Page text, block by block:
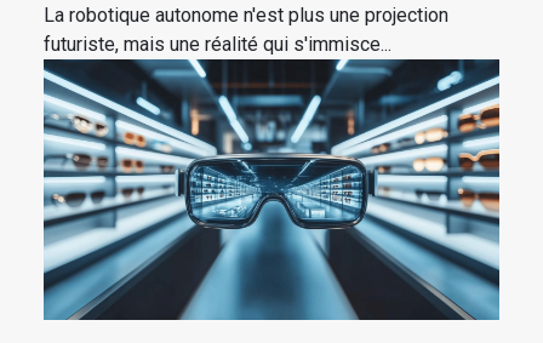
La robotique autonome n'est plus une projection
futuriste, mais une réalité qui s'immisce...